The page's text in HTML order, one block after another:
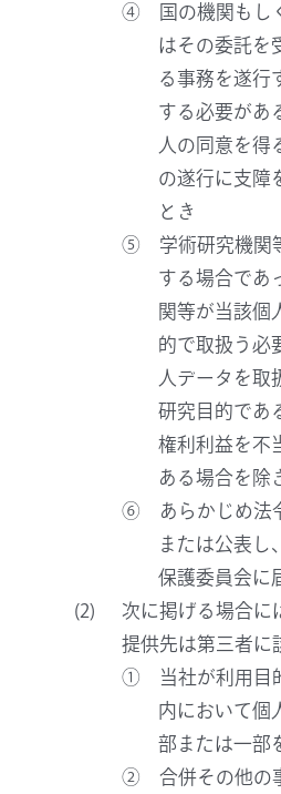
④ 国の機関もし
はその委託を
る事務を遂行
する必要があ
人の同意を得
の遂行に支障
とき
⑤ 学術研究機関
する場合であ
関等が当該個
的で取扱う必
人データを取
研究目的であ
権利利益を不
ある場合を除
⑥ あらかじめ法
または公表し
保護委員会に
次に掲げる場合に
提供先は第三者に
① 当社が利用目
内において個
部または一部
② 合併その他の